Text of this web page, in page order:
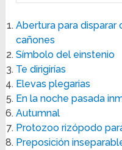
Abertura para disparar
cañones
Símbolo del einstenio
Te dirigirías
Elevas plegarias
En la noche pasada
Autumnal
Protozoo rizópodo
Preposición